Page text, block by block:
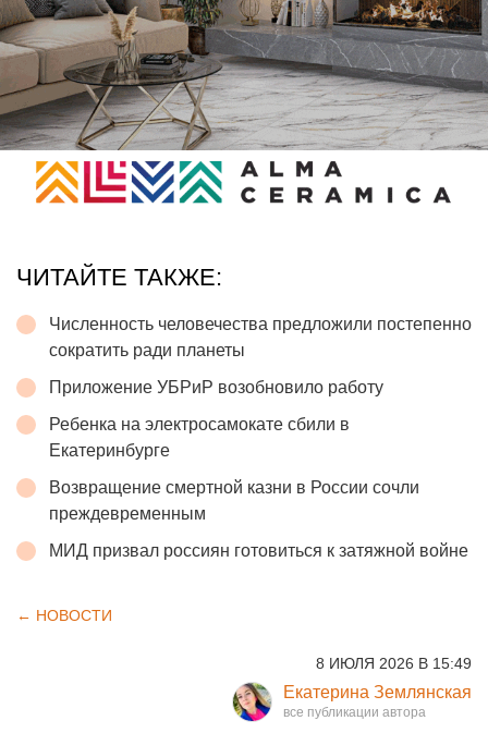
ЧИТАЙТЕ ТАКЖЕ:
Численность человечества предложили постепенно
сократить ради планеты
Приложение УБРиР возобновило работу
Ребенка на электросамокате сбили в
Екатеринбурге
Возвращение смертной казни в России сочли
преждевременным
МИД призвал россиян готовиться к затяжной войне
← НОВОСТИ
8 ИЮЛЯ 2026 В 15:49
Екатерина Землянская